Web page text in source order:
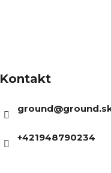
Kontakt
ground@
+421948790234